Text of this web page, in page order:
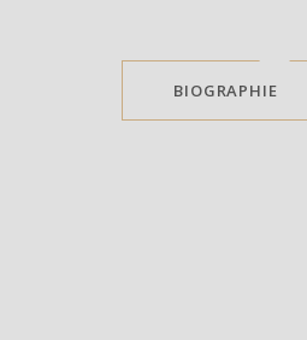
BIOGRAPHIE